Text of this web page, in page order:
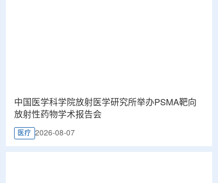
中国医学科学院放射医学研究所举办PSMA靶向
放射性药物学术报告会
医疗 2026-08-07